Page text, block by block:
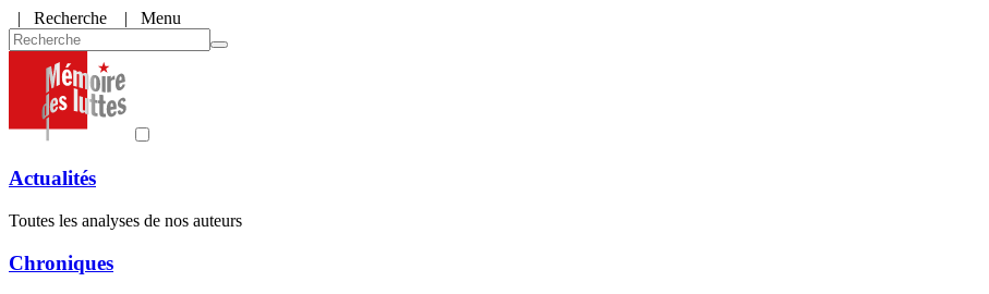
| Recherche | Menu
Actualités
Toutes les analyses de nos auteurs
Chroniques